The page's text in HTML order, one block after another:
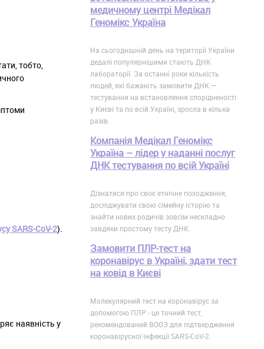
тобто,
SARS-CoV-2).
наявність у
медичному центрі Медікал
Геномікс Україна
На сьогоднішній день на території України
дедалі популярнішими стають ДНК
лабораторії. За останні роки кількість
людей, які бажають замовити ДНК —
тестування на встановлення спорідненості
у Києві та по всій Україні, зросла в кілька
разів.
Компанія Медікал Геномікс
Україна – лідер у наданні послуг
ДНК тестування по всій Україні
Дізнатися про своє етнічне походження,
досліджувати свою сімейну історію та
знайти нових родичів зовсім нескладно
завдяки простому тесту ДНК.
Замовити ПЛР-тест на
коронавірус в Україні, здати тест
на ковід в Києві
Молекулярний тест на коронавірус за
допомогою ПЛР - це точний тест,
рекомендований ВООЗ для підтвердження
коронавірусної інфекції SARS-CoV-2.